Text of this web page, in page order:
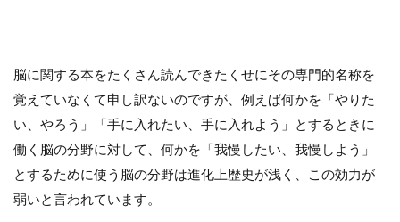
脳に関する本をたくさん読んできたくせにその専門的名称を
覚えていなくて申し訳ないのですが、例えば何かを「やりた
い、やろう」「手に入れたい、手に入れよう」とするときに
働く脳の分野に対して、何かを「我慢したい、我慢しよう」
とするために使う脳の分野は進化上歴史が浅く、この効力が
弱いと言われています。